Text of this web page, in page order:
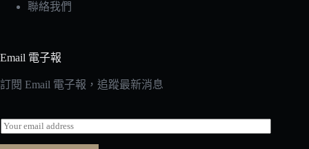
聯絡我們
Email 電子報
訂閱 Email 電子報，追蹤最新消息
E
m